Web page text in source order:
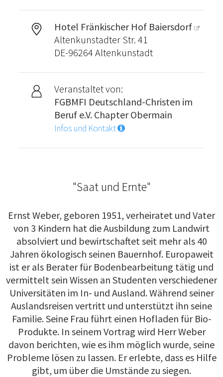
Hotel Fränkischer Hof Baiersdorf
Altenkunstadter Str. 41
DE-96264 Altenkunstadt
Veranstaltet von:
FGBMFI Deutschland-Christen im
Beruf e.V. Chapter Obermain
Infos und Kontakt
"Saat und Ernte"
Ernst Weber, geboren 1951, verheiratet und Vater
von 3 Kindern hat die Ausbildung zum Landwirt
absolviert und bewirtschaftet seit mehr als 40
Jahren ökologisch seinen Bauernhof. Europaweit
ist er als Berater für Bodenbearbeitung tätig und
vermittelt sein Wissen an Studenten verschiedener
Universitäten im In- und Ausland. Während seiner
Auslandsreisen vertritt und unterstützt ihn seine
Familie. Seine Frau führt einen Hofladen für Bio-
Produkte. In seinem Vortrag wird Herr Weber
davon berichten, wie es ihm möglich wurde, seine
Probleme lösen zu lassen. Er erlebte, dass es Hilfe
gibt, um über die Umstände zu siegen.